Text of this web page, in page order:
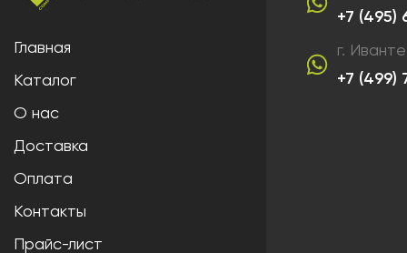
Главная
Каталог
О нас
Доставка
Оплата
Контакты
Прайс-лист
+7 (495)
г.
+7 (499)